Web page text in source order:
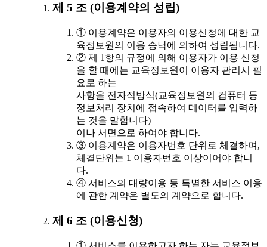
제 5 조 (이용계약의 성립)
① 이용계약은 이용자의 이용신청에 대한 교
육정보원의 이용 승낙에 의하여 성립됩니다.
② 제 1항의 규정에 의해 이용자가 이용 신청
을 할 때에는 교육정보원이 이용자 관리시 필
요로 하는
사항을 전자적방식(교육정보원의 컴퓨터 등
정보처리 장치에 접속하여 데이터를 입력하
는 것을 말합니다)
이나 서면으로 하여야 합니다.
③ 이용계약은 이용자번호 단위로 체결하며,
체결단위는 1 이용자번호 이상이어야 합니
다.
④ 서비스의 대량이용 등 특별한 서비스 이용
에 관한 계약은 별도의 계약으로 합니다.
제 6 조 (이용신청)